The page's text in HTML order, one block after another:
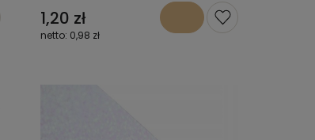
1,20 zł
0,98 zł